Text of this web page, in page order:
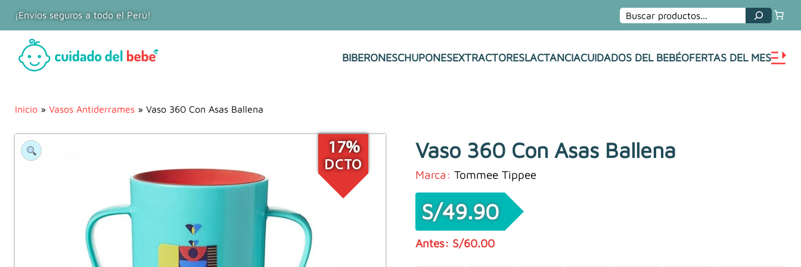
¡Envíos seguros a todo el Perú! Buscar
BIBERONESCHUPONESEXTRACTORESLACTANCIACUIDADOS DEL BEBÉOFERTAS DEL MES
Inicio » Vasos Antiderrames » Vaso 360 Con Asas Ballena
17%
DCTO
Vaso 360 Con Asas Ballena
Marca: Tommee Tippee
S/60.00
S/49.90